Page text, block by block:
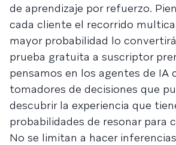
de aprendizaje por refuerzo.
cada cliente el recorrido
mayor probabilidad lo
prueba gratuita a suscriptor
pensamos en los agentes de IA
tomadores de decisiones que
descubrir la experiencia que
probabilidades de resonar para
No se limitan a hacer